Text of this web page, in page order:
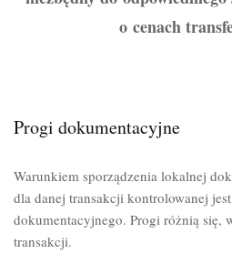
o cenach
Progi dokumentacyjne
Warunkiem sporządzenia lokalnej
dla danej transakcji kontrolowanej
dokumentacyjnego. Progi różnią się,
transakcji.